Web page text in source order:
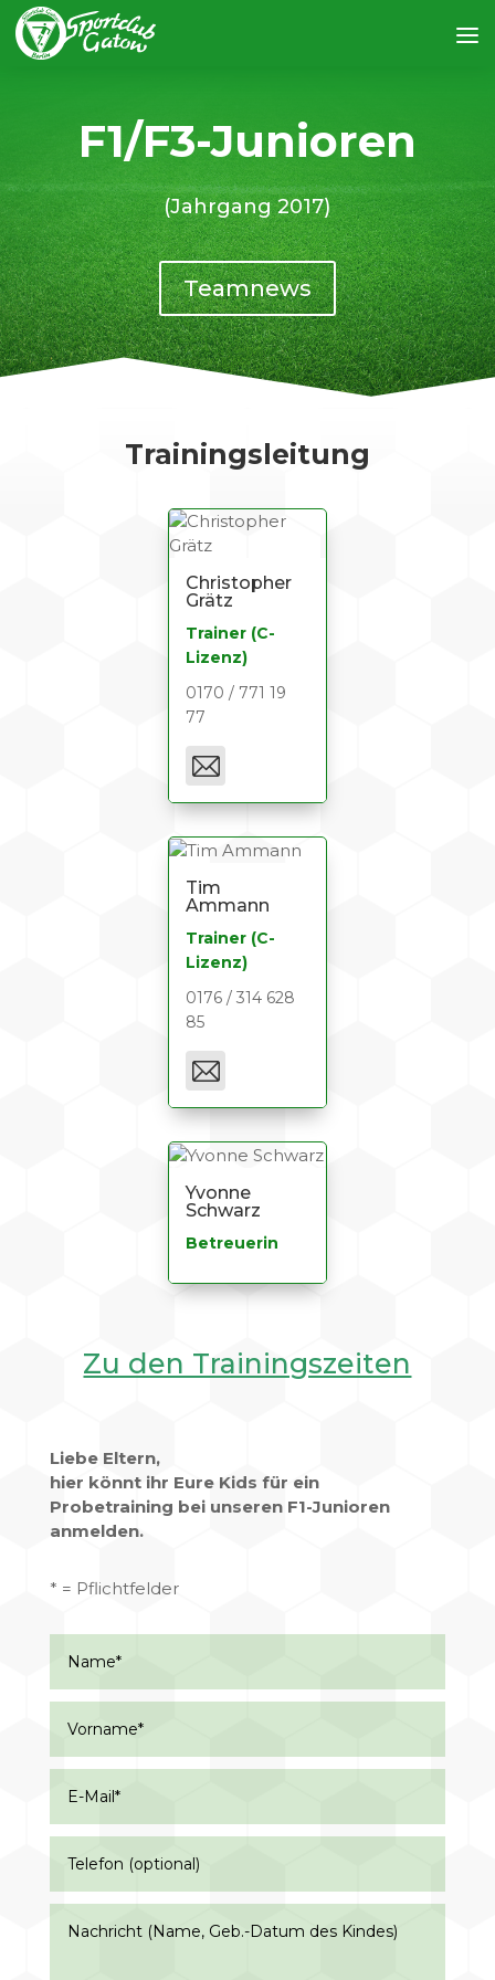
F1/F3-Junioren
(Jahrgang 2017)
Teamnews
Trainingsleitung
Christopher
Grätz
Trainer (C-
Lizenz)
0170 / 771 19
77
Tim
Ammann
Trainer (C-
Lizenz)
0176 / 314 628
85
Yvonne
Schwarz
Betreuerin
Zu den Trainingszeiten
Liebe Eltern,
hier könnt ihr Eure Kids für ein
Probetraining bei unseren F1-Junioren
anmelden.
* = Pflichtfelder